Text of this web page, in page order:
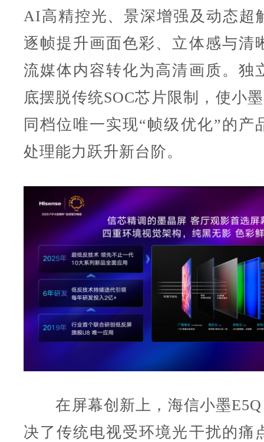
AI高精控光、景深增强及动态超
逐帧提升画面色彩、立体感与清
流媒体内容转化为高清画质。独
底摆脱传统SOC芯片限制，使小
同档位唯一实现“帧级优化”的产
处理能力跃升新台阶。
在屏幕创新上，海信小墨E5Q
决了传统电视受环境光干扰的痛